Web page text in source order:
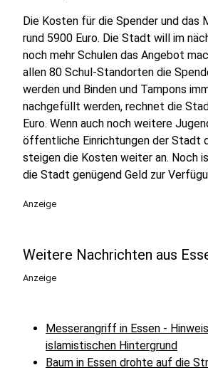
Die Kosten für die Spender und das
rund 5900 Euro. Die Stadt will im
noch mehr Schulen das Angebot
allen 80 Schul-Standorten die
werden und Binden und Tampons
nachgefüllt werden, rechnet die
Euro. Wenn auch noch weitere
öffentliche Einrichtungen der Stadt
steigen die Kosten weiter an. Noch
die Stadt genügend Geld zur
Anzeige
Weitere Nachrichten aus
Anzeige
Messerangriff in Essen -
islamistischen Hintergrund
Baum in Essen drohte auf die